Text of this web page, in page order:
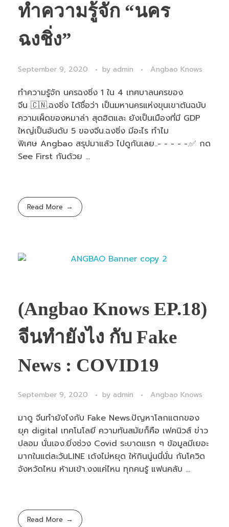
ทำความรู้จัก “นคร
ฉงชิ่ง”
September 9, 2020 by admin Angbao Knows
ทำความรู้จัก นครฉงชิ่ง 1 ใน 4 เทศบาลนครของ
จีน 🇨🇳.ฉงชิ่ง ได้ชื่อว่า เป็นมหานครแห่งขุนเขาต้นฉบับ
ความเผ็ดของหมาล่า สุดฮิตและ ยังเป็นเมืองที่มี GDP
ใหญ่เป็นอันดับ 5 ของจีน.ฉงชิ่ง มีอะไร ทำไม
พิเศษ Angbao สรุปมาแล้ว ไปดูกันเลย..- - - - -.✅ กด
See First กันด้วย ...
Read More
(Angbao Knows EP.18)
จีนทำยังไง กับ Fake
News : COVID19
September 9, 2020 by admin Angbao Knows
มาดู จีนทำยังไงกับ Fake News.ปัญหาโลกแตกของ
ยุค digital เทคโนโลยี ความทันสมัยก็คือ เฟคนิวส์ ข่าว
ปลอม นั่นเอง.ยิ่งช่วง Covid ระบาดแรก ๆ ข้อมูลมีเยอะ
มากในแต่ละวันLINE เด้งไม่หยุด ให้กินนู่นนี่นั่น กันโควิด
จังหวัดไหน ห้ามเข้า.งงแค่ไหน ทุกคนรู้ แฟนคลับ ...
Read More